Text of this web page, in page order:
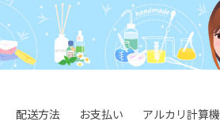
配送方法 お支払い アルカリ計算機